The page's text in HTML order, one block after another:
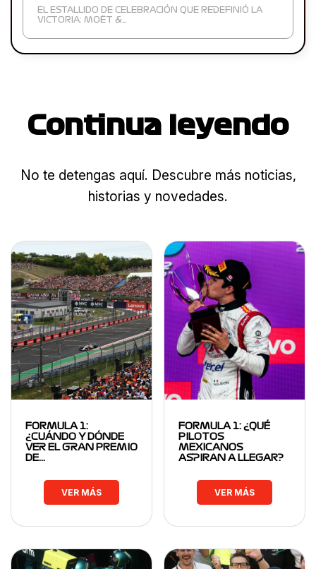
EL ESTALLIDO DE CELEBRACIÓN QUE REDEFINIÓ LA
VICTORIA: MOËT &…
Continua leyendo
No te detengas aquí. Descubre más noticias,
historias y novedades.
FORMULA 1:
¿CUÁNDO Y DÓNDE
VER EL GRAN PREMIO
DE…
VER MÁS
FORMULA 1: ¿QUÉ
PILOTOS
MEXICANOS
ASPIRAN A LLEGAR?
VER MÁS